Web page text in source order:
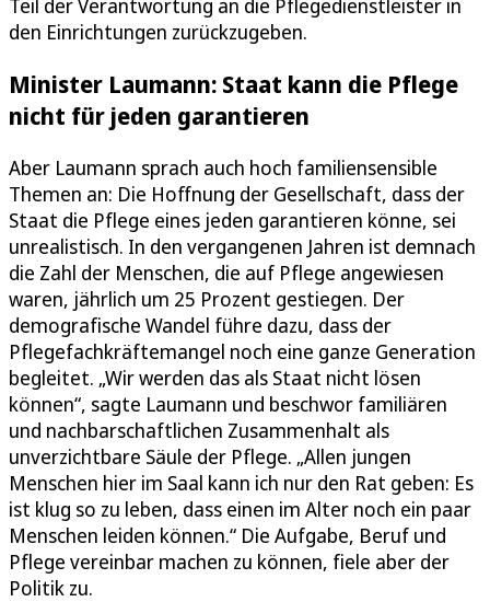
den Einrichtungen zurückzugeben.
Minister Laumann: Staat kann die Pflege
nicht für jeden garantieren
Aber Laumann sprach auch hoch familiensensible
Themen an: Die Hoffnung der Gesellschaft, dass der
Staat die Pflege eines jeden garantieren könne, sei
unrealistisch. In den vergangenen Jahren ist demnach
die Zahl der Menschen, die auf Pflege angewiesen
waren, jährlich um 25 Prozent gestiegen. Der
demografische Wandel führe dazu, dass der
Pflegefachkräftemangel noch eine ganze Generation
begleitet. „Wir werden das als Staat nicht lösen
können“, sagte Laumann und beschwor familiären
und nachbarschaftlichen Zusammenhalt als
unverzichtbare Säule der Pflege. „Allen jungen
Menschen hier im Saal kann ich nur den Rat geben: Es
ist klug so zu leben, dass einen im Alter noch ein paar
Menschen leiden können.“ Die Aufgabe, Beruf und
Pflege vereinbar machen zu können, fiele aber der
Politik zu.